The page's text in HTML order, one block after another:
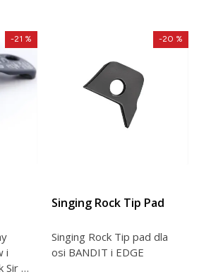
i
Sir /
-21 %
Singing Rock Tip Pad
Singing Rock Tip pad dla
osi BANDIT i EDGE
-20 %